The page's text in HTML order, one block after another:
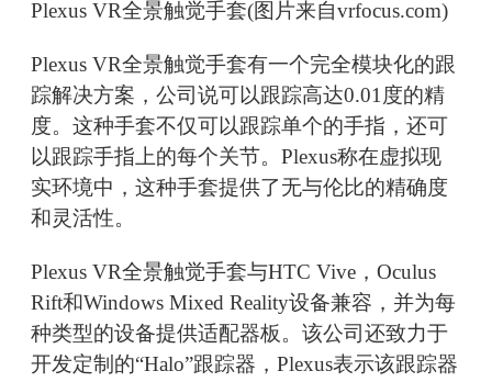
Plexus VR全景触觉手套(图片来自vrfocus.com)
Plexus VR全景触觉手套有一个完全模块化的跟
踪解决方案，公司说可以跟踪高达0.01度的精
度。这种手套不仅可以跟踪单个的手指，还可
以跟踪手指上的每个关节。Plexus称在虚拟现
实环境中，这种手套提供了无与伦比的精确度
和灵活性。
Plexus VR全景触觉手套与HTC Vive，Oculus
Rift和Windows Mixed Reality设备兼容，并为每
种类型的设备提供适配器板。该公司还致力于
开发定制的“Halo”跟踪器，Plexus表示该跟踪器